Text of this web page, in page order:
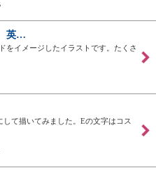
英…
をイメージしたイラストです。たくさ
て描いてみました。Eの文字はコス